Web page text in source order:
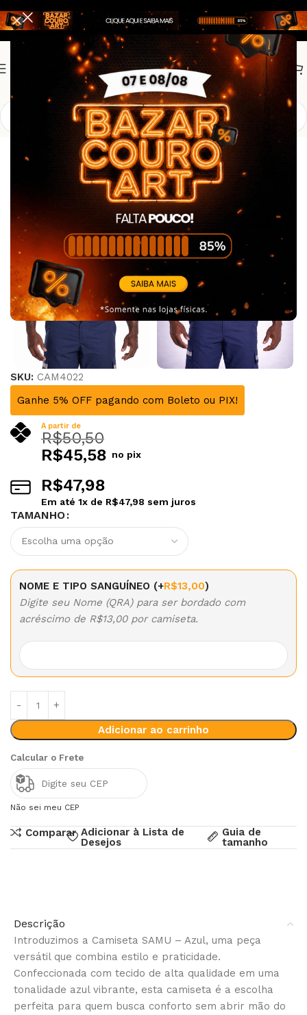
Promoção Promoção2
Camiseta SAMU – Azul
SKU: CAM4022
Ganhe 5% OFF pagando com Boleto ou PIX!
A partir de
R$50,50
R$45,58 no pix
R$47,98
Em até 1x de R$47,98 sem juros
TAMANHO
NOME E TIPO SANGUÍNEO (+R$13,00)
Digite seu Nome (QRA) para ser bordado com
acréscimo de R$13,00 por camiseta.
Adicionar ao carrinho
Calcular o Frete
Não sei meu CEP
Alternative:
Comparar Adicionar à Lista de
Desejos
Guia de
tamanho
Descrição
Introduzimos a Camiseta SAMU – Azul, uma peça
versátil que combina estilo e praticidade.
Confeccionada com tecido de alta qualidade em uma
tonalidade azul vibrante, esta camiseta é a escolha
perfeita para quem busca conforto sem abrir mão do